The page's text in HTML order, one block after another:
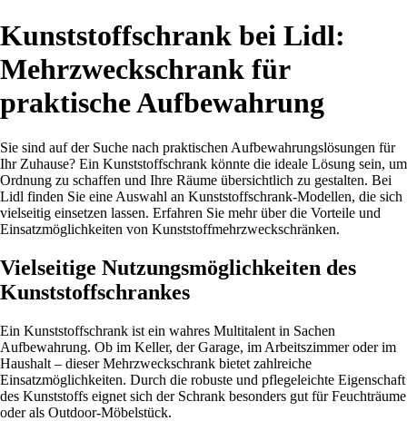
Kunststoffschrank bei Lidl:
Mehrzweckschrank für
praktische Aufbewahrung
Sie sind auf der Suche nach praktischen Aufbewahrungslösungen für
Ihr Zuhause? Ein Kunststoffschrank könnte die ideale Lösung sein, um
Ordnung zu schaffen und Ihre Räume übersichtlich zu gestalten. Bei
Lidl finden Sie eine Auswahl an Kunststoffschrank-Modellen, die sich
vielseitig einsetzen lassen. Erfahren Sie mehr über die Vorteile und
Einsatzmöglichkeiten von Kunststoffmehrzweckschränken.
Vielseitige Nutzungsmöglichkeiten des
Kunststoffschrankes
Ein Kunststoffschrank ist ein wahres Multitalent in Sachen
Aufbewahrung. Ob im Keller, der Garage, im Arbeitszimmer oder im
Haushalt – dieser Mehrzweckschrank bietet zahlreiche
Einsatzmöglichkeiten. Durch die robuste und pflegeleichte Eigenschaft
des Kunststoffs eignet sich der Schrank besonders gut für Feuchträume
oder als Outdoor-Möbelstück.